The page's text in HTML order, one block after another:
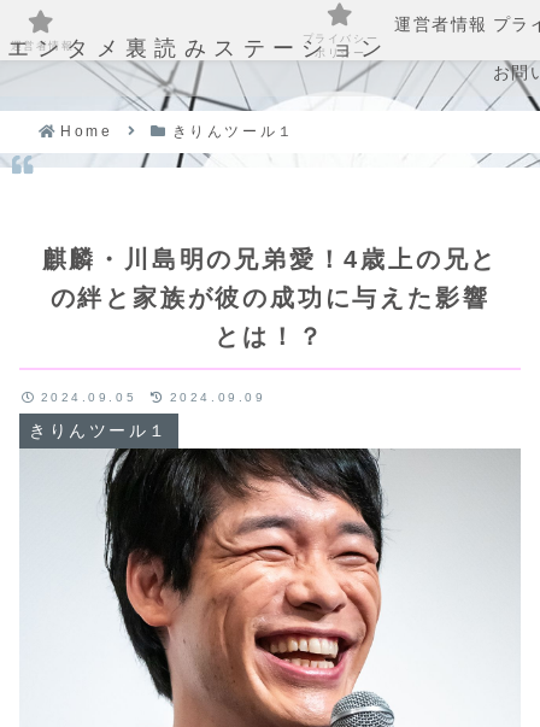
エンタメ裏読みステーション
運営者情報 プラ
お問
Home きりんツール１
麒麟・川島明の兄弟愛！4歳上の兄と
の絆と家族が彼の成功に与えた影響
とは！？
きりんツール１
2024.09.05 2024.09.09
運営者情報
プライバシー
ポリシー